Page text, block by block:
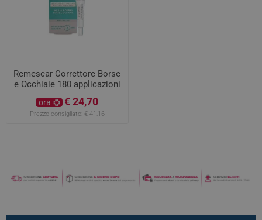
Remescar Correttore Borse
e Occhiaie 180 applicazioni
ora € 24,70
Prezzo consigliato: € 41,16